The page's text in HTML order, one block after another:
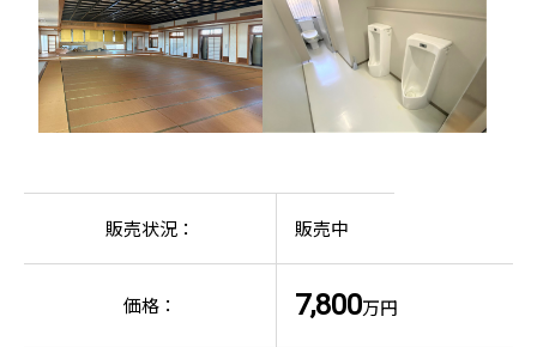
販売状況： 販売中
価格： 7,800万円